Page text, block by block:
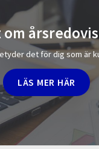
om
det för dig som är
LÄS MER HÄR